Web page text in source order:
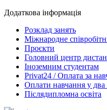
Додаткова інформація
Розклад занять
Міжнародне
Проєкти
Головний центр
Іноземним студентам
Privat24 / Оплата за
Оплати навчання у два
Післядипломна освіта